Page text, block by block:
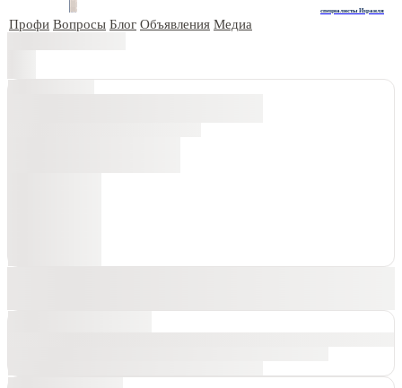
специалисты Израиля
Профи Вопросы Блог Объявления Медиа